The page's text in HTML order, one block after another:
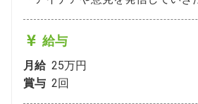
給与
月給 25万円
賞与 2回